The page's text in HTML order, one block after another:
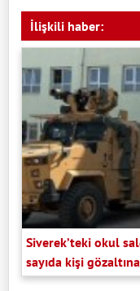
İlişkili haber:
Siverek’teki okul
sayıda kişi